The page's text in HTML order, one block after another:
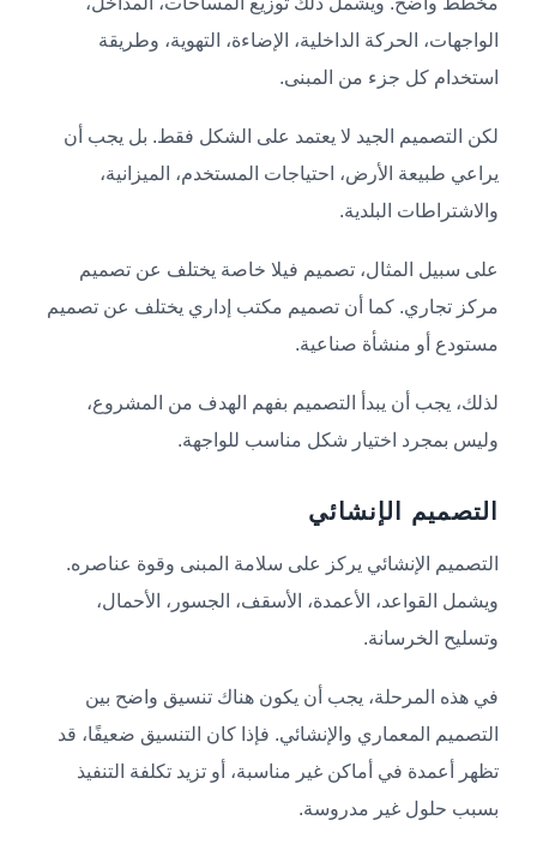
الواجهات، الحركة الداخلية، الإضاءة، التهوية، وطريقة
استخدام كل جزء من المبنى.
لكن التصميم الجيد لا يعتمد على الشكل فقط. بل يجب أن
يراعي طبيعة الأرض، احتياجات المستخدم، الميزانية،
والاشتراطات البلدية.
على سبيل المثال، تصميم فيلا خاصة يختلف عن تصميم
مركز تجاري. كما أن تصميم مكتب إداري يختلف عن تصميم
مستودع أو منشأة صناعية.
لذلك، يجب أن يبدأ التصميم بفهم الهدف من المشروع،
وليس بمجرد اختيار شكل مناسب للواجهة.
التصميم الإنشائي
التصميم الإنشائي يركز على سلامة المبنى وقوة عناصره.
ويشمل القواعد، الأعمدة، الأسقف، الجسور، الأحمال،
وتسليح الخرسانة.
في هذه المرحلة، يجب أن يكون هناك تنسيق واضح بين
التصميم المعماري والإنشائي. فإذا كان التنسيق ضعيفًا، قد
تظهر أعمدة في أماكن غير مناسبة، أو تزيد تكلفة التنفيذ
بسبب حلول غير مدروسة.